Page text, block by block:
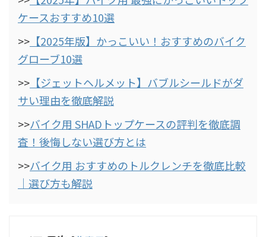
ケースおすすめ10選
>> 【2025年版】かっこいい！おすすめのバイク
グローブ10選
>> 【ジェットヘルメット】バブルシールドがダ
サい理由を徹底解説
>>バイク用 SHADトップケースの評判を徹底調
査！後悔しない選び方とは
>>バイク用 おすすめのトルクレンチを徹底比較
｜選び方も解説